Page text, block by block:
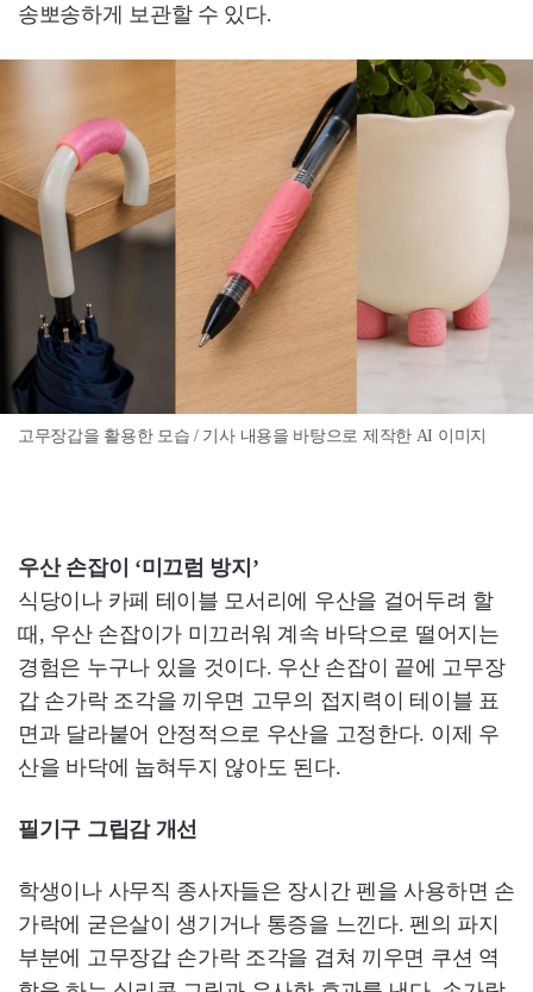
송뽀송하게 보관할 수 있다.
고무장갑을 활용한 모습 / 기사 내용을 바탕으로 제작한 AI 이미지
우산 손잡이 ‘미끄럼 방지’
식당이나 카페 테이블 모서리에 우산을 걸어두려 할
때, 우산 손잡이가 미끄러워 계속 바닥으로 떨어지는
경험은 누구나 있을 것이다. 우산 손잡이 끝에 고무장
갑 손가락 조각을 끼우면 고무의 접지력이 테이블 표
면과 달라붙어 안정적으로 우산을 고정한다. 이제 우
산을 바닥에 눕혀두지 않아도 된다.
필기구 그립감 개선
학생이나 사무직 종사자들은 장시간 펜을 사용하면 손
가락에 굳은살이 생기거나 통증을 느낀다. 펜의 파지
부분에 고무장갑 손가락 조각을 겹쳐 끼우면 쿠션 역